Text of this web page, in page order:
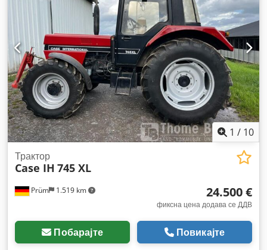
1 / 10
Prüm 1.519 km
Трактор
Case IH 745 XL
24.500 €
фиксна цена додава се ДДВ
Побарајте Повикајте